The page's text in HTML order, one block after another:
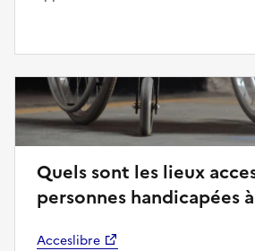
Quels sont les lieux
personnes handicapées
Acceslibre